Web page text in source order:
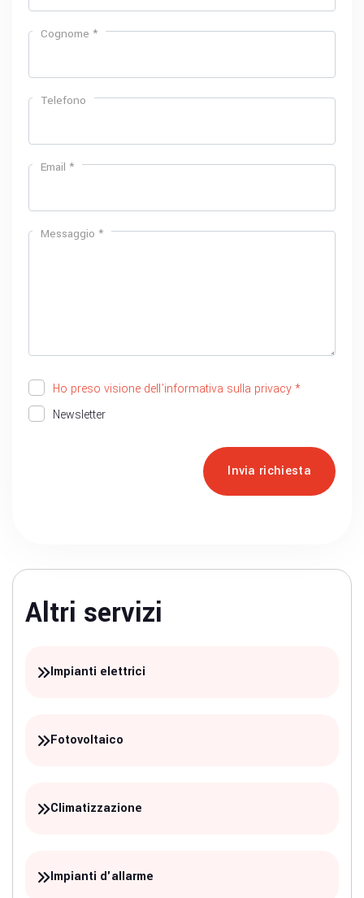
Cognome *
Telefono
Email *
Messaggio *
Ho preso visione dell'informativa sulla privacy *
Newsletter
Invia richiesta
Altri servizi
Impianti elettrici
Fotovoltaico
Climatizzazione
Impianti d'allarme